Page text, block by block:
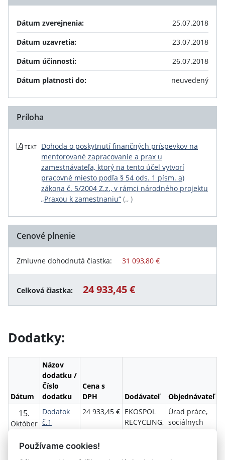
Dátum zverejnenia:
25.07.2018
Dátum uzavretia:
23.07.2018
Dátum účinnosti:
26.07.2018
Dátum platnosti do:
neuvedený
Príloha
TEXT
Dohoda o poskytnutí finančných príspevkov na
mentorované zapracovanie a prax u
zamestnávateľa, ktorý na tento účel vytvorí
pracovné miesto podľa § 54 ods. 1 písm. a)
zákona č. 5/2004 Z.z., v rámci národného projektu
„Praxou k zamestnaniu“ (., )
Cenové plnenie
Zmluvne dohodnutá čiastka: 31 093,80 €
Celková čiastka: 24 933,45 €
Dodatky:
Dátum
Názov
dodatku /
Číslo
dodatku
Cena s
DPH
Dodávateľ Objednávateľ
15.
Október
Dodatok
č.1
24 933,45 € EKOSPOL
RECYCLING,
Úrad práce,
sociálnych
Používame cookies!